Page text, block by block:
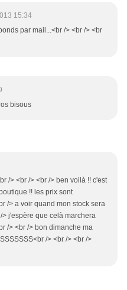
15:34
par mail...<br /> <br /> <br
bisous
/> <br /> <br /> ben voilà !! c'est
!! les prix sont
/> a voir quand mon stock sera
> j'espère que celà marchera
/> <br /> bon dimanche ma
/> <br /> <br />